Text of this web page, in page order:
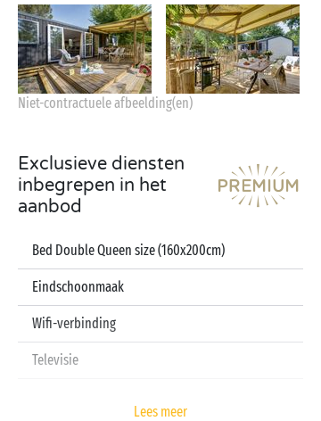
Niet-contractuele afbeelding(en)
Exclusieve diensten
inbegrepen in het
aanbod
Bed Double Queen size (160x200cm)
Eindschoonmaak
Wifi-verbinding
Televisie
Lees meer